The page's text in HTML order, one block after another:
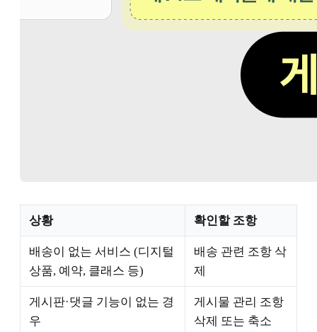
상황 확인할 조항
배송이 없는 서비스 (디지털
상품, 예약, 클래스 등)
배송 관련 조항 삭
제
게시판·댓글 기능이 없는 경
우
게시물 관리 조항
삭제 또는 축소